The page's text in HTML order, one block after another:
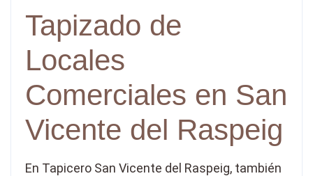
Tapizado de
Locales
Comerciales en San
Vicente del Raspeig
En Tapicero San Vicente del Raspeig, también